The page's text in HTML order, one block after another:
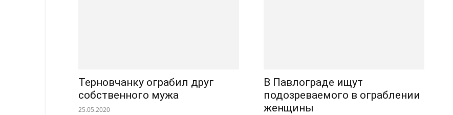
Терновчанку ограбил друг
собственного мужа
25.05.2020
В Павлограде ищут
подозреваемого в ограблении
женщины